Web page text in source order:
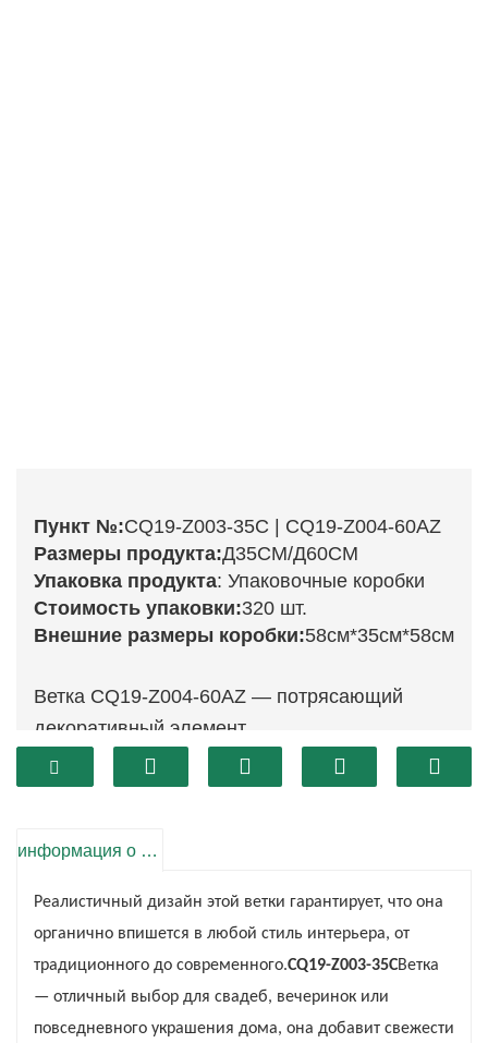
Пункт №:CQ19-Z003-35C | CQ19-Z004-60AZ
Размеры продукта:Д35СМ/Д60СМ
Упаковка продукта: Упаковочные коробки
Стоимость упаковки:320 шт.
Внешние размеры коробки:58см*35см*58см
Ветка CQ19-Z004-60AZ — потрясающий
декоративный элемент.
CQ19-Z003-35C
Ветка размером 35 сантиметров
имеет яркий дизайн, который украсит любую
насыщенным зеленым тонам и
натуралистическому внешнему виду эта ветка
станет прекрасным дополнением к другим
цветам или листве на ваших стендах. Его высота
делает его универсальным для различных целей,
независимо от того, хотите ли вы добавить его к
информация о продукте
Реалистичный дизайн этой ветки гарантирует, что она
органично впишется в любой стиль интерьера, от
традиционного до современного.CQ19-Z003-35CВетка
— отличный выбор для свадеб, вечеринок или
повседневного украшения дома, она добавит свежести